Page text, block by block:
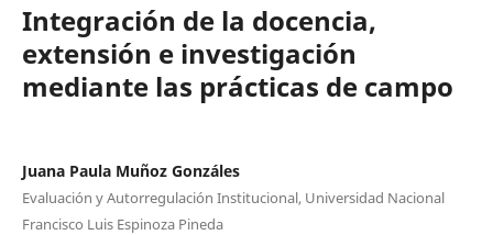
Integración de la docencia,
extensión e investigación
mediante las prácticas de campo
Juana Paula Muñoz Gonzáles
Evaluación y Autorregulación Institucional, Universidad Nacional
Francisco Luis Espinoza Pineda